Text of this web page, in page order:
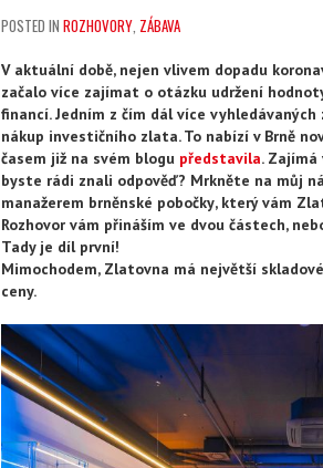
POSTED IN ROZHOVORY ZÁBAVA
V aktuální době, nejen vlivem dopadu
začalo více zajímat o otázku udržení
financí. Jedním z čím dál více
nákup investičního zlata. To nabízí v Brně
časem již na svém blogu představila.
byste rádi znali odpověď? Mrkněte na můj
manažerem brněnské pobočky, který vám
Rozhovor vám přináším ve dvou částech,
Tady je díl první!
Mimochodem, Zlatovna má největší
ceny.